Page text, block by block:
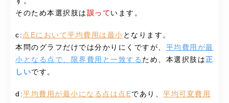
そのため本選択肢は 誤って います。
c: 点Eにおいて平均費用は最小 となります。
本問のグラフだけでは分かりにくですが、 平均費用が最
小となる点で、限界費用と一致する ため、本選択肢は 正
しいです。
d:平均費用が最小になる点は点Eであり、 平均可変費用